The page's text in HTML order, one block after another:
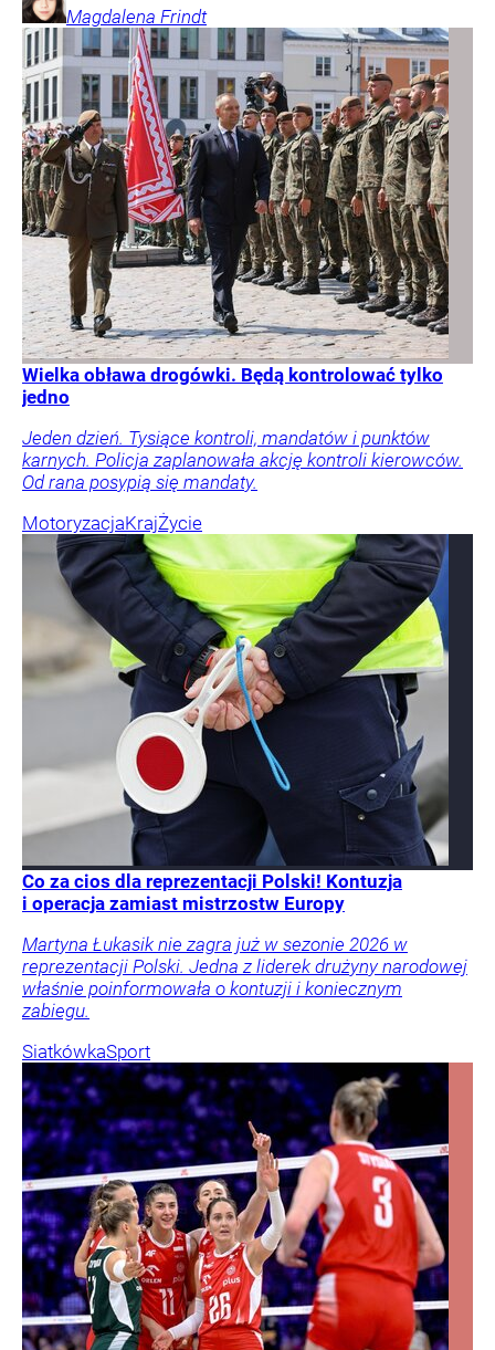
Magdalena Frindt
Wielka obława drogówki. Będą kontrolować tylko
jedno
Jeden dzień. Tysiące kontroli, mandatów i punktów
karnych. Policja zaplanowała akcję kontroli kierowców.
Od rana posypią się mandaty.
MotoryzacjaKrajŻycie
Co za cios dla reprezentacji Polski! Kontuzja
i operacja zamiast mistrzostw Europy
Martyna Łukasik nie zagra już w sezonie 2026 w
reprezentacji Polski. Jedna z liderek drużyny narodowej
właśnie poinformowała o kontuzji i koniecznym
zabiegu.
SiatkówkaSport